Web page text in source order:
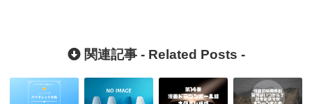
関連記事 - Related Posts -